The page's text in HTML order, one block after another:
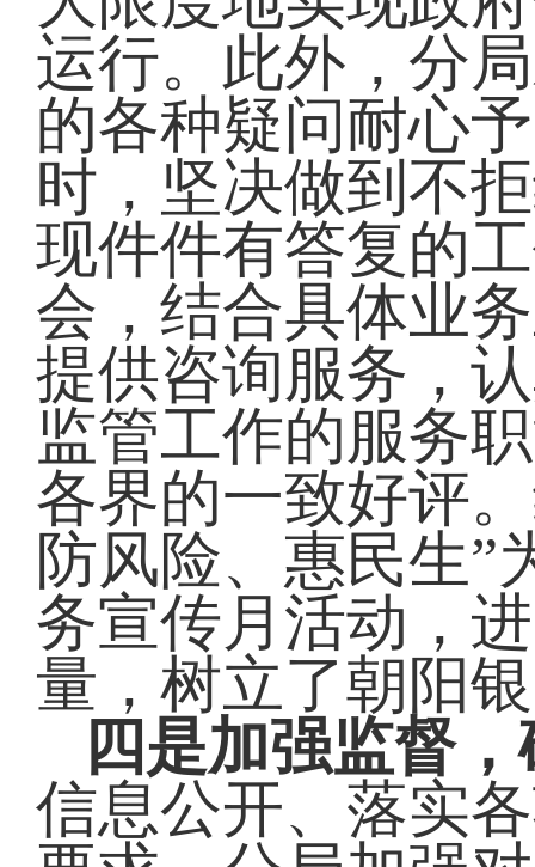
运行。此外，分
的各种疑问耐心
时，坚决做到不
现件件有答复的
会，结合具体业
提供咨询服务，
监管工作的服务
各界的一致好评。
防风险、惠民生”
务宣传月活动，
量，树立了朝阳
四是加强监督
信息公开、落实